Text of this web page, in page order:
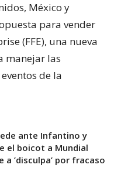
México y
para vender
(FFE), una nueva
manejar las
de la
ante Infantino y
el boicot a Mundial
a ’disculpa’ por fracaso